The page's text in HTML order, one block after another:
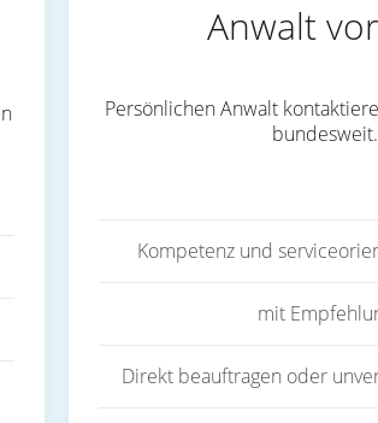
Anwalt
Persönlichen Anwalt
bundesweit.
Kompetenz und
mit
Direkt beauftragen oder